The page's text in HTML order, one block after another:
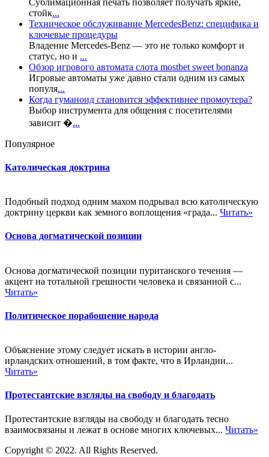
стойк...
Техническое обслуживание MercedesBenz: специфика и
ключевые процедуры
Владение Mercedes-Benz — это не только комфорт и
статус, но и ...
Обзор игрового автомата слота mostbet sweet bonanza
Игровые автоматы уже давно стали одним из самых
популя...
Когда гуманоид становится эффективнее промоутера?
Выбор инструмента для общения с посетителями
зависит �...
Популярное
Католическая доктрина
Подобный подход одним махом подрывал всю католическую
доктрину церкви как земного воплощения «града... Читать»
Основа догматической позиции
Основа догматической позиции пуританского течения —
акцент на тотальной грешности человека и связанной с...
Читать»
Политическое порабощение народа
Объяснение этому следует искать в истории англо-
ирландских отношений, в том факте, что в Ирландии...
Читать»
Протестантские взгляды на свободу и благодать
Протестантские взгляды на свободу и благодать тесно
взаимосвязаны и лежат в основе многих ключевых... Читать»
Copyright © 2022. All Rights Reserved.